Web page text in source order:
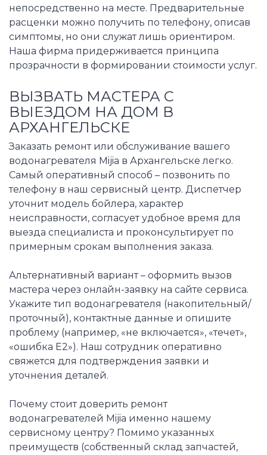
непосредственно на месте. Предварительные
расценки можно получить по телефону, описав
симптомы, но они служат лишь ориентиром.
Наша фирма придерживается принципа
прозрачности в формировании стоимости услуг.
ВЫЗВАТЬ МАСТЕРА С
ВЫЕЗДОМ НА ДОМ В
АРХАНГЕЛЬСКЕ
Заказать ремонт или обслуживание вашего
водонагревателя Mijia в Архангельске легко.
Самый оперативный способ – позвонить по
телефону в наш сервисный центр. Диспетчер
уточнит модель бойлера, характер
неисправности, согласует удобное время для
выезда специалиста и проконсультирует по
примерным срокам выполнения заказа.
Альтернативный вариант – оформить вызов
мастера через онлайн-заявку на сайте сервиса.
Укажите тип водонагревателя (накопительный/
проточный), контактные данные и опишите
проблему (например, «не включается», «течет»,
«ошибка Е2»). Наш сотрудник оперативно
свяжется для подтверждения заявки и
уточнения деталей.
Почему стоит доверить ремонт
водонагревателей Mijia именно нашему
сервисному центру? Помимо указанных
преимуществ (собственный склад запчастей,